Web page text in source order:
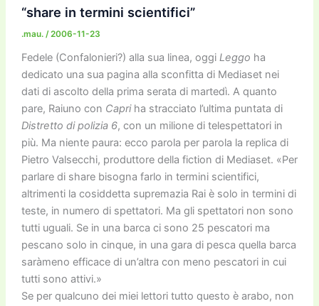
“share in termini scientifici”
.mau. /2006-11-23
Fedele (Confalonieri?) alla sua linea, oggi Leggo ha
dedicato una sua pagina alla sconfitta di Mediaset nei
dati di ascolto della prima serata di martedì. A quanto
pare, Raiuno con Capriha stracciato l’ultima puntata di
Distretto di polizia 6, con un milione di telespettatori in
più. Ma niente paura: ecco parola per parola la replica di
Pietro Valsecchi, produttore della fiction di Mediaset. «Per
parlare di share bisogna farlo in termini scientifici,
altrimenti la cosiddetta supremazia Rai è solo in termini di
teste, in numero di spettatori. Ma gli spettatori non sono
tutti uguali. Se in una barca ci sono 25 pescatori ma
pescano solo in cinque, in una gara di pesca quella barca
saràmeno efficace di un’altra con meno pescatori in cui
tutti sono attivi.»
Se per qualcuno dei miei lettori tutto questo è arabo, non